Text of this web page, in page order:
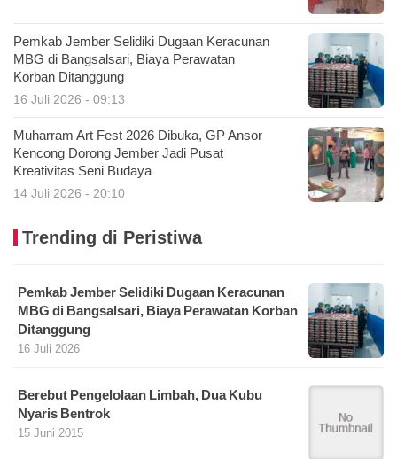
Pemkab Jember Selidiki Dugaan Keracunan
MBG di Bangsalsari, Biaya Perawatan
Korban Ditanggung
16 Juli 2026 - 09:13
Muharram Art Fest 2026 Dibuka, GP Ansor
Kencong Dorong Jember Jadi Pusat
Kreativitas Seni Budaya
14 Juli 2026 - 20:10
Trending di Peristiwa
Pemkab Jember Selidiki Dugaan Keracunan
MBG di Bangsalsari, Biaya Perawatan Korban
Ditanggung
16 Juli 2026
Berebut Pengelolaan Limbah, Dua Kubu
Nyaris Bentrok
15 Juni 2015